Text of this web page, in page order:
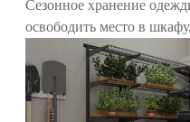
Сезонное хранение
освободить место в
жизнь любимым вещам.
гардеробной помогает
поддерживать порядок и
мы собрали 15